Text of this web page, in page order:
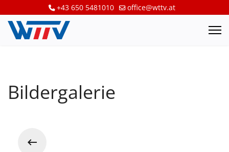
+43 650 5481010 office@wttv.at
Bildergalerie